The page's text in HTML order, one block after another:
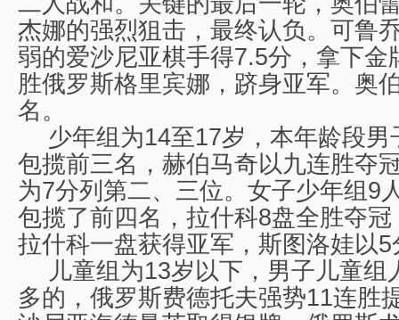
杰娜的强烈狙击，最终认负。可鲁
弱的爱沙尼亚棋手得7.5分，拿下金
胜俄罗斯格里宾娜，跻身亚军。奥
名。
少年组为14至17岁，本年龄段
包揽前三名，赫伯马奇以九连胜夺
为7分列第二、三位。女子少年组9
包揽了前四名，拉什科8盘全胜夺
拉什科一盘获得亚军，斯图洛娃以
儿童组为13岁以下，男子儿童组
多的，俄罗斯费德托夫强势11连胜